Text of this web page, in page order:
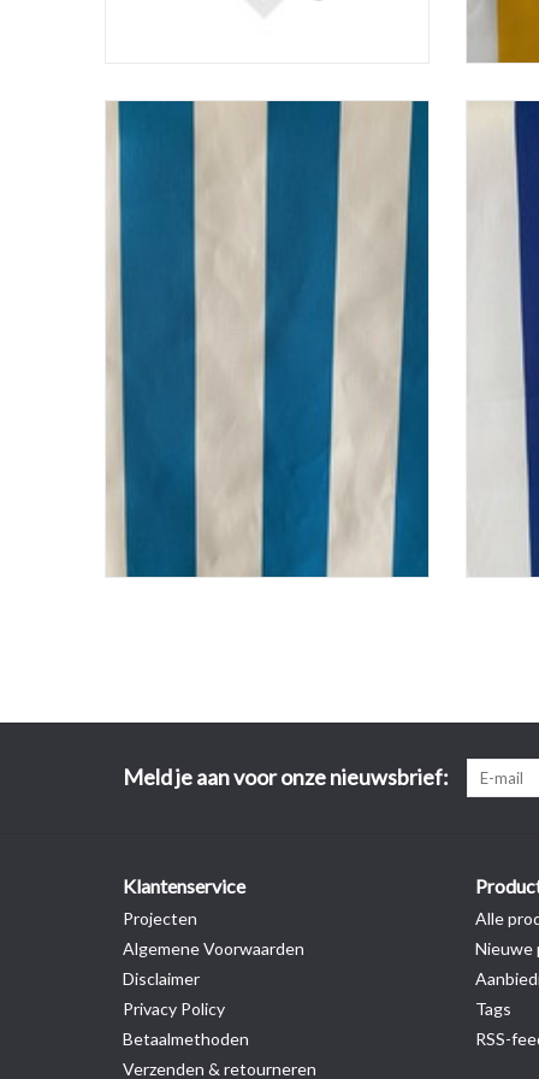
Meld je aan voor onze nieuwsbrief:
Klantenservice
Projecten
Algemene Voorwaarden
Disclaimer
Privacy Policy
Betaalmethoden
Verzenden & retourneren
Alle
Nieuwe
Tags
RSS-